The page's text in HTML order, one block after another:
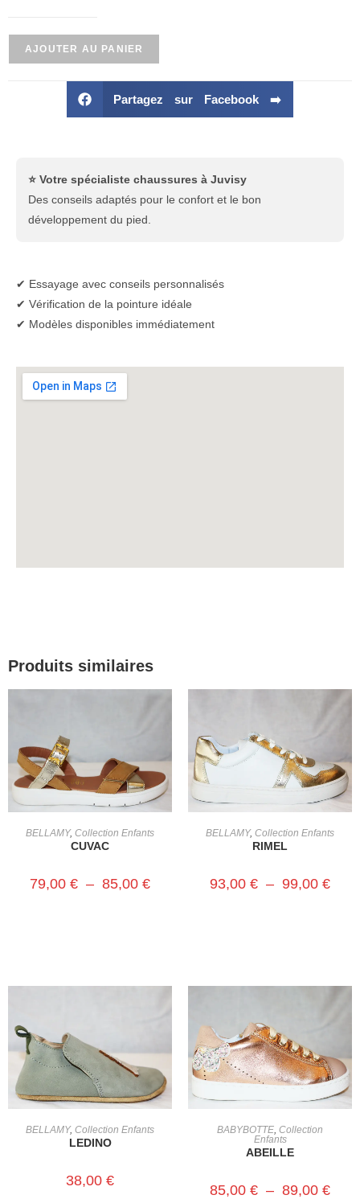
AJOUTER AU PANIER
Partagez sur Facebook ➡️
⭐ Votre spécialiste chaussures à Juvisy
Des conseils adaptés pour le confort et le bon
développement du pied.
✔ Essayage avec conseils personnalisés
✔ Vérification de la pointure idéale
✔ Modèles disponibles immédiatement
Produits similaires
CHOIX DES OPTIONS
BELLAMY, Collection Enfants
CUVAC
79,00 € – 85,00 €
CHOIX DES OPTIONS
BELLAMY, Collection Enfants
RIMEL
93,00 € – 99,00 €
CHOIX DES OPTIONS
BELLAMY, Collection Enfants
LEDINO
38,00 €
CHOIX DES OPTIONS
BABYBOTTE Collection
Enfants
ABEILLE
85,00 € – 89,00 €